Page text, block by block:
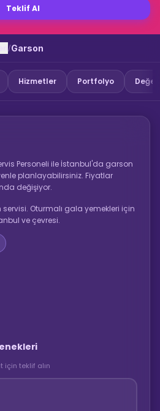
Teklif Al
/Garson
Hizmetler Portfolyo
Personeli ile İstanbul'da garson
planlayabilirsiniz. Fiyatlar
değişiyor.
Oturmalı gala yemekleri için
ve çevresi.
için teklif alın